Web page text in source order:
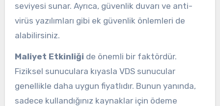
seviyesi sunar. Ayrıca, güvenlik duvarı ve anti-
virüs yazılımları gibi ek güvenlik önlemleri de
alabilirsiniz.
Maliyet Etkinliği de önemli bir faktördür.
Fiziksel sunuculara kıyasla VDS sunucular
genellikle daha uygun fiyatlıdır. Bunun yanında,
sadece kullandığınız kaynaklar için ödeme